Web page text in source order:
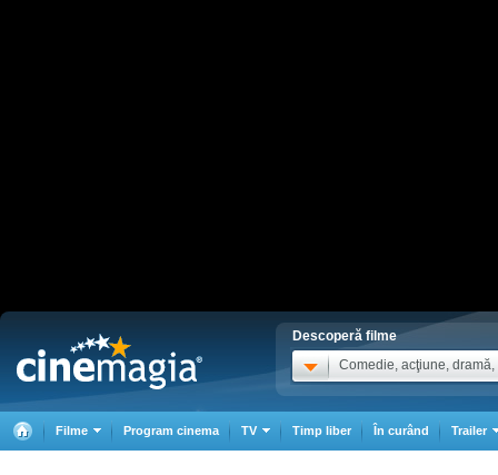
Descoperă filme
Comedie, acţiune, dramă,
Filme Program cinema TV Timp liber În curând Trailer